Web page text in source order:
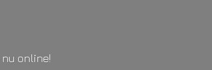
nu online!